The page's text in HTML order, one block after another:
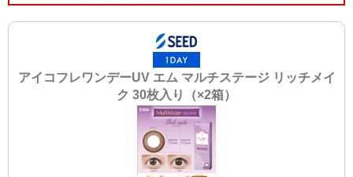
アイコフレワンデーUV エム マルチステージ リッチメイ
ク 30枚入り（×2箱）